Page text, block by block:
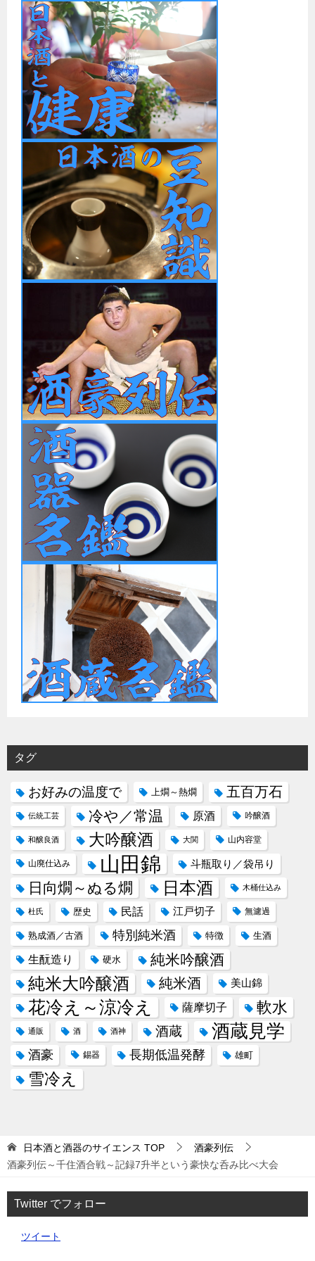
タグ
お好みの温度で 上燗～熱燗 五百万石
伝統工芸 冷や／常温 原酒 吟醸酒
和醸良酒 大吟醸酒 大関 山内容堂
山廃仕込み 山田錦 斗瓶取り／袋吊り
日向燗～ぬる燗 日本酒 木桶仕込み
杜氏 歴史 民話 江戸切子 無濾過
熟成酒／古酒 特別純米酒 特徴 生酒
生酛造り 硬水 純米吟醸酒
純米大吟醸酒 純米酒 美山錦
花冷え～涼冷え 薩摩切子 軟水
通販 酒 酒神 酒蔵 酒蔵見学
酒豪 錫器 長期低温発酵 雄町
雪冷え
日本酒と酒器のサイエンス TOP
酒豪列伝
酒豪列伝～千住酒合戦～記録7升半という豪快な呑み比べ大会
Twitter でフォロー
ツイート